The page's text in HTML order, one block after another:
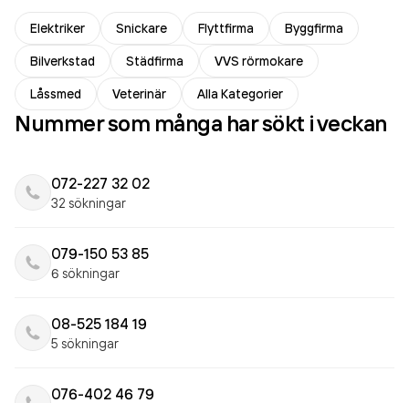
Elektriker Snickare Flyttfirma
Byggfirma
Bilverkstad
Städfirma
VVS rörmokare
Låssmed
Veterinär Alla Kategorier
Nummer som många har sökt i veckan
072-227 32 02
32 sökningar
079-150 53 85
6 sökningar
08-525 184 19
5 sökningar
076-402 46 79